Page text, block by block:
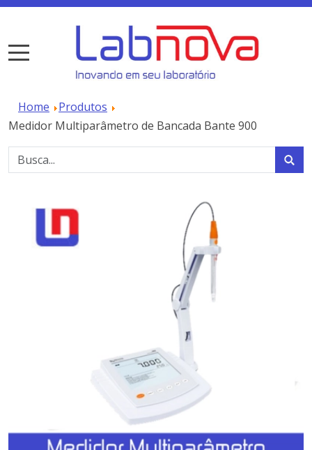
Home
Produtos
Medidor Multiparâmetro de Bancada Bante 900